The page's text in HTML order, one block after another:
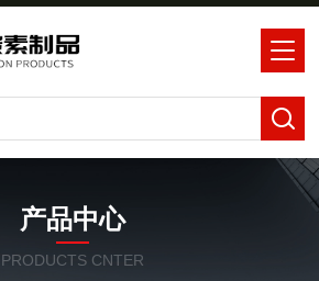
产品中心
PRODUCTS CNTER